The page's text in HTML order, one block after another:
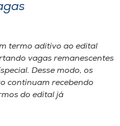
termo aditivo ao edital
vagas remanescentes
Desse modo, os
continuam recebendo
do edital já